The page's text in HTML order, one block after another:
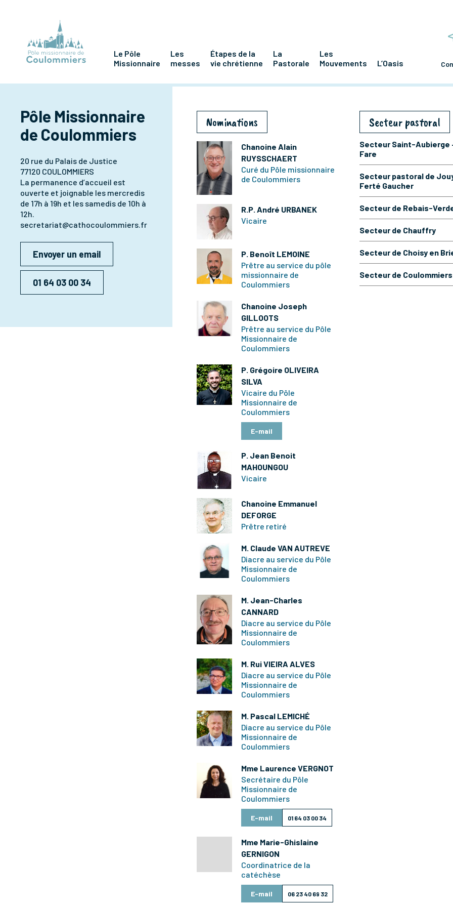
Le Pôle
Missionnaire
Les
messes
Étapes de la
vie chrétienne
La
Pastorale
Les
Mouvements
L’Oasis
Pôle Missionnaire
de Coulommiers
20 rue du Palais de Justice
77120 COULOMMIERS
La permanence d’accueil est
ouverte et joignable les mercredis
de 17h à 19h et les samedis de 10h à
12h.
secretariat@cathocoulommiers.fr
Envoyer un email
01 64 03 00 34
Nominations
Chanoine Alain
RUYSSCHAERT
Curé du Pôle missionnaire
de Coulommiers
R.P. André URBANEK
Vicaire
P. Benoît LEMOINE
Prêtre au service du pôle
missionnaire de
Coulommiers
Chanoine Joseph
GILLOOTS
Prêtre au service du Pôle
Missionnaire de
Coulommiers
P. Grégoire OLIVEIRA
SILVA
Vicaire du Pôle
Missionnaire de
Coulommiers
E-mail
P. Jean Benoit
MAHOUNGOU
Vicaire
Chanoine Emmanuel
DEFORGE
Prêtre retiré
M. Claude VAN AUTREVE
Diacre au service du Pôle
Missionnaire de
Coulommiers
M. Jean-Charles
CANNARD
Diacre au service du Pôle
Missionnaire de
Coulommiers
M. Rui VIEIRA ALVES
Diacre au service du Pôle
Missionnaire de
Coulommiers
M. Pascal LEMICHÉ
Diacre au service du Pôle
Missionnaire de
Coulommiers
Mme Laurence VERGNOT
Secrétaire du Pôle
Missionnaire de
Coulommiers
E-mail 01 64 03 00 34
Mme Marie-Ghislaine
GERNIGON
Coordinatrice de la
catéchèse
E-mail 06 23 40 69 32
Secteur pastoral
Secteur Saint-Aubierge
Fare
Secteur pastoral de
Ferté Gaucher
Secteur de Rebais-
Secteur de Chauffry
Secteur de Choisy en
Secteur de Coulommiers